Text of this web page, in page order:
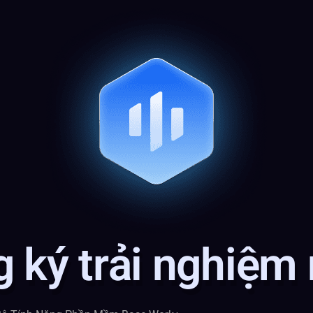
ký trải nghiệm